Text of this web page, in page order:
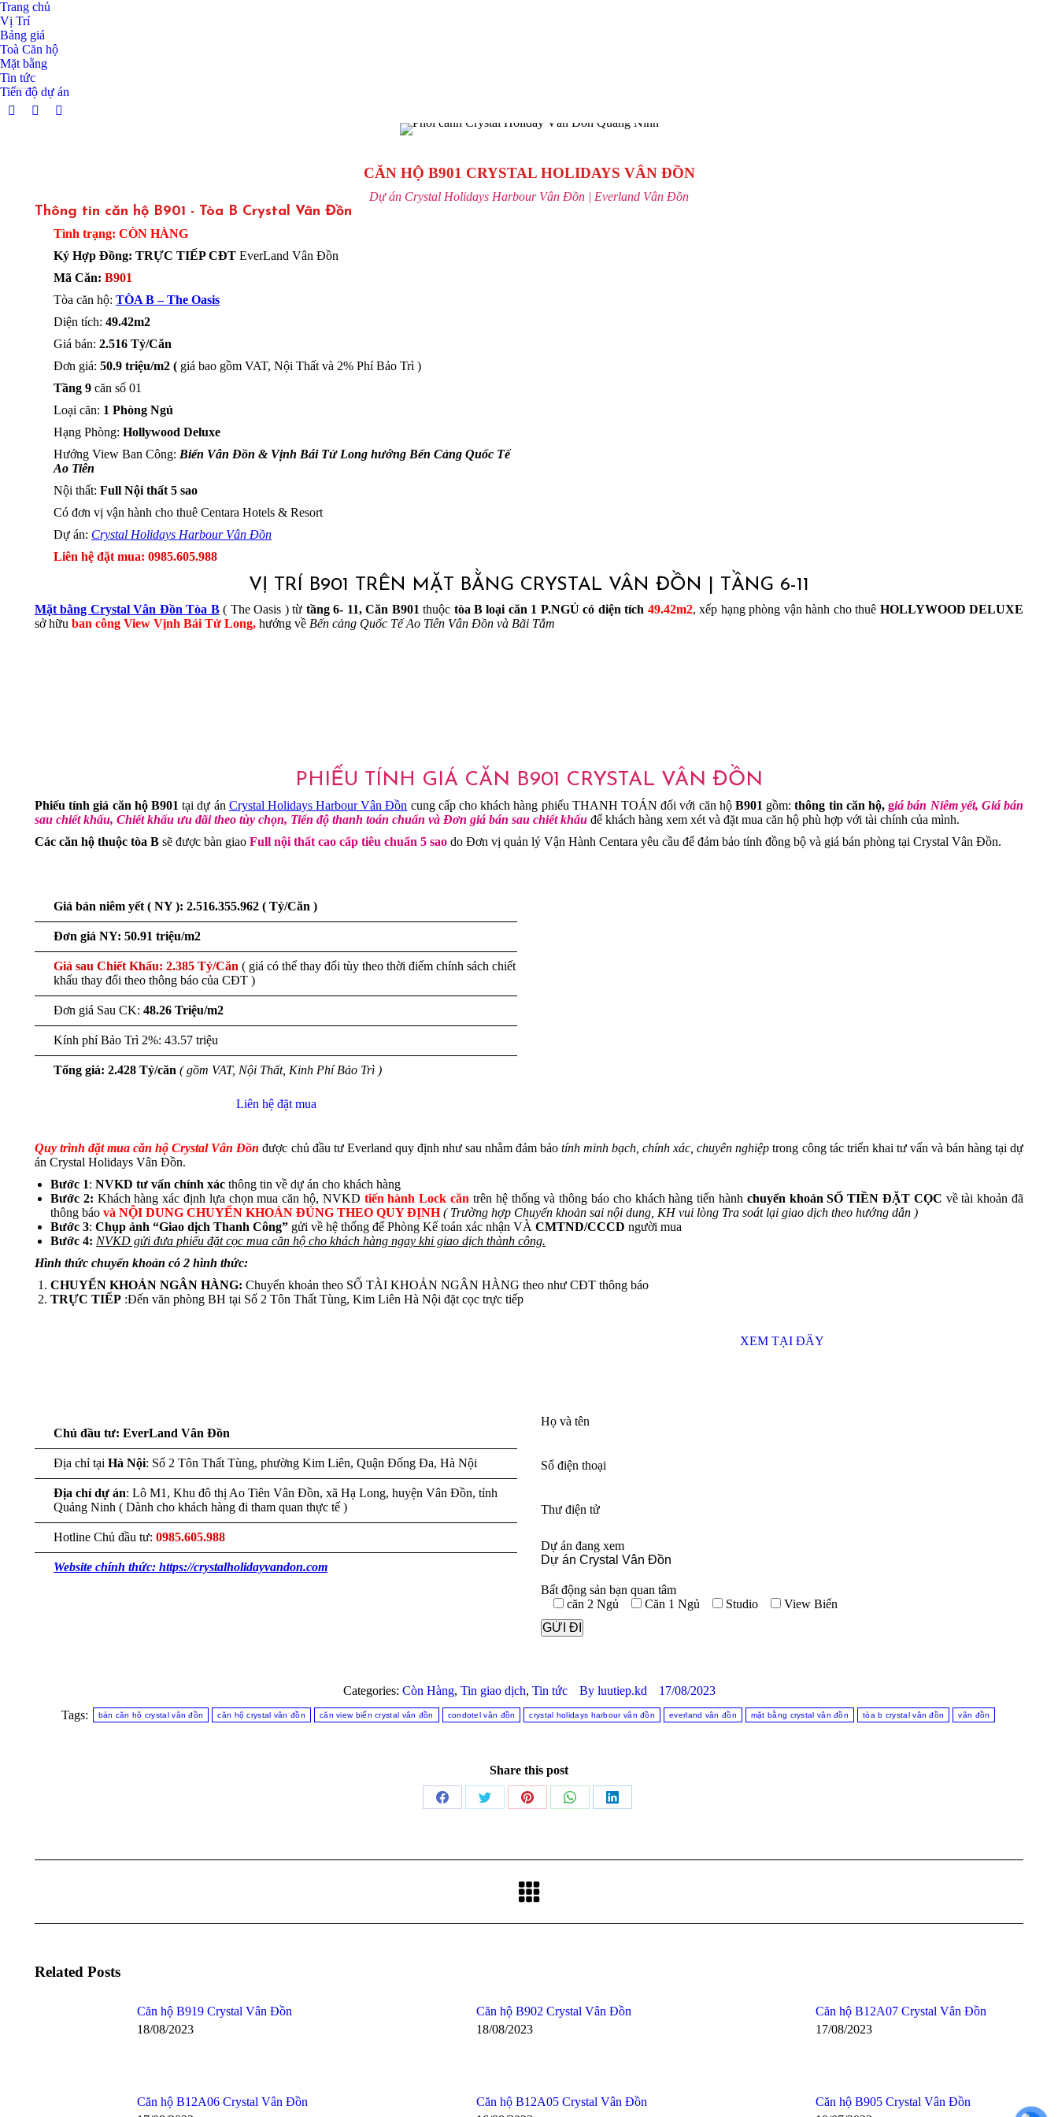
Trang chủ
Vị Trí
Bảng giá
Toà Căn hộ
Mặt bằng
Tin tức
Tiến độ dự án
Facebook
window
Twitter
window
Dribbble
window
CĂN HỘ B901 CRYSTAL HOLIDAYS VÂN ĐỒN
Dự án Crystal Holidays Harbour Vân Đồn | Everland Vân Đồn
Thông tin căn hộ B901 - Tòa B Crystal Vân Đồn
Tình trạng: CÒN HÀNG
Ký Hợp Đồng: TRỰC TIẾP CĐT EverLand Vân Đồn
Mã Căn: B901
Tòa căn hộ: TÒA B – The Oasis
Diện tích: 49.42m2
Giá bán: 2.516 Tỷ/Căn
Đơn giá: 50.9 triệu/m2 ( giá bao gồm VAT, Nội Thất và 2% Phí Bảo Trì )
Tầng 9 căn số 01
Loại căn: 1 Phòng Ngủ
Hạng Phòng: Hollywood Deluxe
Hướng View Ban Công: Biển Vân Đồn & Vịnh Bái Tử Long hướng Bến Cảng Quốc Tế
Ao Tiên
Nội thất: Full Nội thất 5 sao
Có đơn vị vận hành cho thuê Centara Hotels & Resort
Dự án: Crystal Holidays Harbour Vân Đồn
Liên hệ đặt mua: 0985.605.988
VỊ TRÍ B901 TRÊN MẶT BẰNG CRYSTAL VÂN ĐỒN | TẦNG 6-11
Mặt bằng Crystal Vân Đồn Tòa B( The Oasis ) từ tầng 6- 11,Căn B901thuộc tòa B loại căn 1 P.NGỦ có diện tích 49.42m2, xếp hạng phòng vận hành cho thuê HOLLYWOOD DELUXE
sở hữu ban công View Vịnh Bái Tử Long, hướng về Bến cảng Quốc Tế Ao Tiên Vân Đồn và Bãi Tắm
PHIẾU TÍNH GIÁ CĂN B901 CRYSTAL VÂN ĐỒN
Phiếu tính giá căn hộ B901tại dự án Crystal Holidays Harbour Vân Đồn cung cấp cho khách hàng phiếu THANH TOÁN đối với căn hộ B901 gồm:thông tin căn hộ,giá bán Niêm yết, Giá bán
sau chiết khấu, Chiết khấu ưu đãi theo tùy chọn, Tiến độ thanh toán chuẩn và Đơn giá bán sau chiết khấu để khách hàng xem xét và đặt mua căn hộ phù hợp với tài chính của mình.
Các căn hộ thuộc tòa B sẽ được bàn giao Full nội thất cao cấp tiêu chuẩn 5 sao do Đơn vị quản lý Vận Hành Centara yêu cầu để đảm bảo tính đồng bộ và giá bán phòng tại Crystal Vân Đồn.
Giá bán niêm yết ( NY ): 2.516.355.962 ( Tỷ/Căn )
Đơn giá NY: 50.91 triệu/m2
Giá sau Chiết Khấu: 2.385 Tỷ/Căn ( giá có thể thay đổi tùy theo thời điểm chính sách chiết
khấu thay đổi theo thông báo của CĐT )
Đơn giá Sau CK: 48.26 Triệu/m2
Kính phí Bảo Trì 2%: 43.57 triệu
Tổng giá: 2.428 Tỷ/căn ( gồm VAT, Nội Thất, Kinh Phí Bảo Trì )
Liên hệ đặt mua
Quy trình đặt mua căn hộ Crystal Vân Đồn được chủ đầu tư Everland quy định như sau nhằm đảm bảotính minh bạch, chính xác, chuyên nghiệp trong công tác triển khai tư vấn và bán hàng tại dự
án Crystal Holidays Vân Đồn.
Bước 1: NVKD tư vấn chính xác thông tin về dự án cho khách hàng
Bước 2: Khách hàng xác định lựa chọn mua căn hộ, NVKD tiến hành Lock căn trên hệ thống và thông báo cho khách hàng tiến hành chuyển khoản SỐ TIỀN ĐẶT CỌC về tài khoản đã
thông báo và NỘI DUNG CHUYỂN KHOẢN ĐÚNG THEO QUY ĐỊNH ( Trường hợp Chuyển khoản sai nội dung, KH vui lòng Tra soát lại giao dịch theo hướng dẫn )
Bước 3: Chụp ảnh “Giao dịch Thanh Công” gửi về hệ thống để Phòng Kế toán xác nhận VÀ CMTND/CCCD người mua
Bước 4: NVKD gửi đưa phiếu đặt cọc mua căn hộ cho khách hàng ngay khi giao dịch thành công.
Hình thức chuyển khoản có 2 hình thức:
CHUYỂN KHOẢN NGÂN HÀNG: Chuyển khoản theo SỐ TÀI KHOẢN NGÂN HÀNG theo như CĐT thông báo
TRỰC TIẾP :Đến văn phòng BH tại Số 2 Tôn Thất Tùng, Kim Liên Hà Nội đặt cọc trực tiếp
XEM TẠI ĐÂY
Chủ đầu tư: EverLand Vân Đồn
Địa chỉ tại Hà Nội: Số 2 Tôn Thất Tùng, phường Kim Liên, Quận Đống Đa, Hà Nội
Địa chỉ dự án: Lô M1, Khu đô thị Ao Tiên Vân Đồn, xã Hạ Long, huyện Vân Đồn, tỉnh
Quảng Ninh ( Dành cho khách hàng đi tham quan thực tế )
Hotline Chủ đầu tư: 0985.605.988
Website chính thức: https://crystalholidayvandon.com
Họ và tên
Số điện thoại
Thư điện tử
Dự án đang xem
Bất động sản bạn quan tâm
căn 2 Ngủ
Căn 1 Ngủ Studio View Biển
Categories: Còn Hàng, Tin giao dịch, Tin tức By luutiep.kd
17/08/2023
Tags:
bán căn hộ crystal vân đồn căn hộ crystal vân đồn căn view biển crystal vân đồn condotel vân đồn crystal holidays harbour vân đồn everland vân đồn mặt bằng crystal vân đồn tòa b crystal vân đồn vân đồn
Share this post
Share
Share
Share
Share
Share
Related Posts
Căn hộ B919 Crystal Vân Đồn
18/08/2023
Căn hộ B902 Crystal Vân Đồn
18/08/2023
Căn hộ B12A07 Crystal Vân Đồn
17/08/2023
Căn hộ B12A06 Crystal Vân Đồn
Căn hộ B12A05 Crystal Vân Đồn
Căn hộ B905 Crystal Vân Đồn